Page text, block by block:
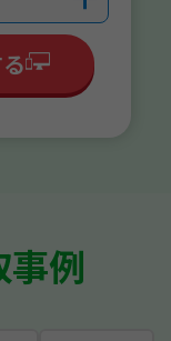
事例